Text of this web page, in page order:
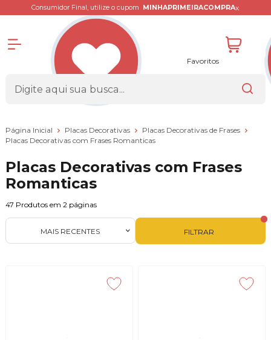
Consumidor Final, utilize o cupom MINHAPRIMEIRACOMPRAx
Favoritos
Página Inicial Placas Decorativas
Placas Decorativas de Frases
Placas Decorativas com Frases Romanticas
Placas Decorativas com Frases
Romanticas
47 Produtos em 2 páginas
FILTRAR
MAIS RECENTES